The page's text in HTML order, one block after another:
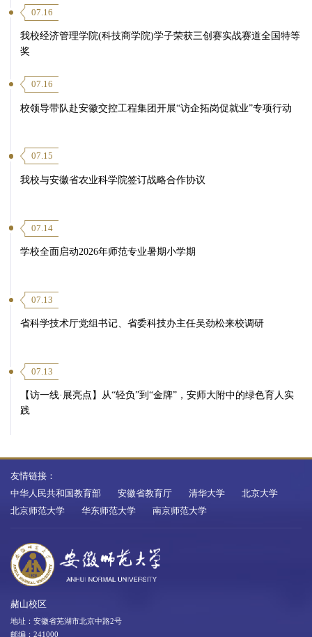
07.16
我校经济管理学院(科技商学院)学子荣获三创赛实战赛道全国特等
奖
07.16
校领导带队赴安徽交控工程集团开展“访企拓岗促就业”专项行动
07.15
我校与安徽省农业科学院签订战略合作协议
07.14
学校全面启动2026年师范专业暑期小学期
07.13
省科学技术厅党组书记、省委科技办主任吴劲松来校调研
07.13
【访一线·展亮点】从“轻负”到“金牌”，安师大附中的绿色育人实
践
友情链接：
中华人民共和国教育部
安徽省教育厅 清华大学
北京大学
北京师范大学
华东师范大学 南京师范大学
赭山校区
地址：安徽省芜湖市北京中路2号
邮编：241000